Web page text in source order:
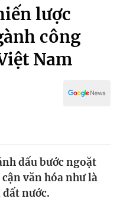
lược
công
Nam
dấu bước ngoặt
văn hóa như là
nước.